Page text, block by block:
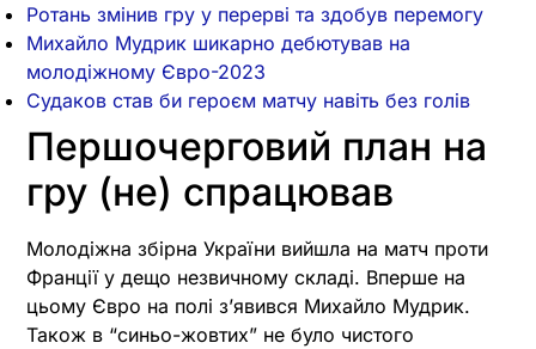
Ротань змінив гру у перерві та здобув перемогу
Михайло Мудрик шикарно дебютував на
молодіжному Євро-2023
Судаков став би героєм матчу навіть без голів
Першочерговий план на
гру (не) спрацював
Молодіжна збірна України вийшла на матч проти
Франції у дещо незвичному складі. Вперше на
цьому Євро на полі з’явився Михайло Мудрик.
Також в “синьо-жовтих” не було чистого